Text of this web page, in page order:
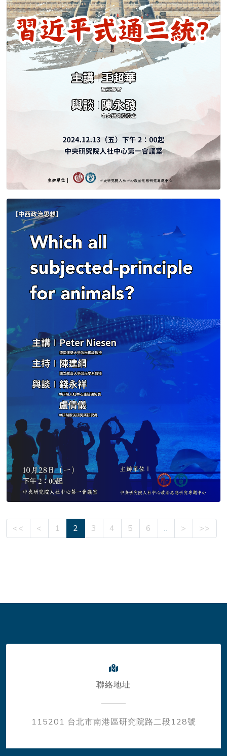
<< < 1 2 3 4 5 6 .. > >>
聯絡地址
115201 台北市南港區研究院路二段128號